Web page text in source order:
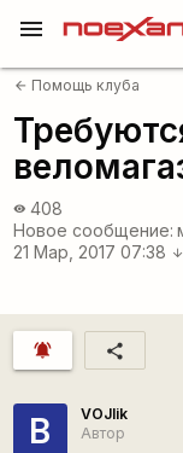
menu
arrow_back Помощь клуба
visibility 408
Новое сообщение:
21 Мар, 2017 07:38
arrow_downward
notifications_active share
В
VOJIik
Автор